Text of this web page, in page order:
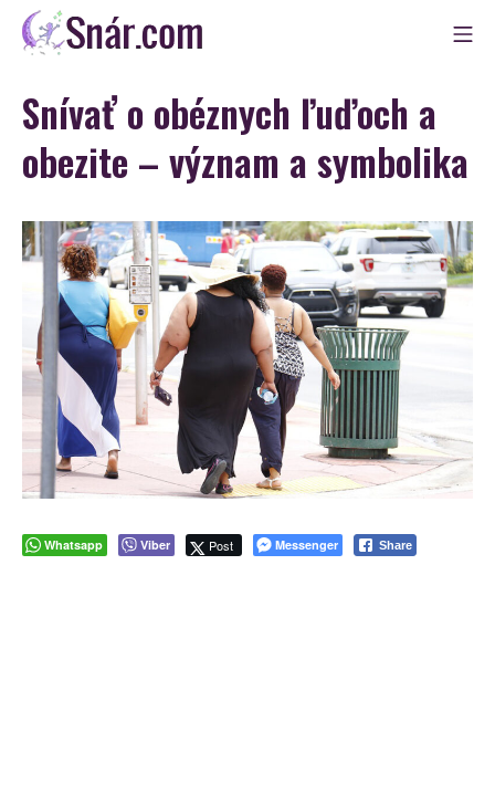
Skip
Snár
Snívať o obéznych ľuďoch a
obezite – význam a symbolika
Whatsapp Viber Post Messenger Share